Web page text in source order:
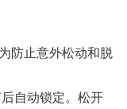
防止意外松动和脱
自动锁定。松开